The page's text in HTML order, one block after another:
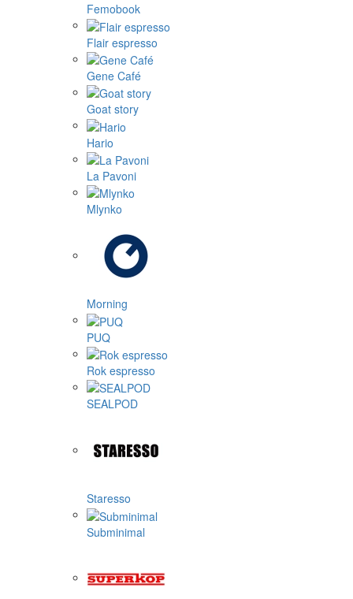
Femobook
Flair espresso
Gene Café
Goat story
Hario
La Pavoni
Mlynko
Morning
PUQ
Rok espresso
SEALPOD
Staresso
Subminimal